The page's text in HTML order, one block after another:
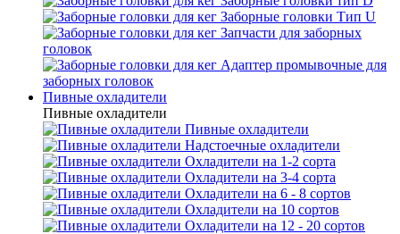
Заборные головки Тип U
Запчасти для заборных
головок
Адаптер промывочные для
заборных головок
Пивные охладители
Пивные охладители
Пивные охладители
Надстоечные охладители
Охладители на 1-2 сорта
Охладители на 3-4 сорта
Охладители на 6 - 8 сортов
Охладители на 10 сортов
Охладители на 12 - 20 сортов